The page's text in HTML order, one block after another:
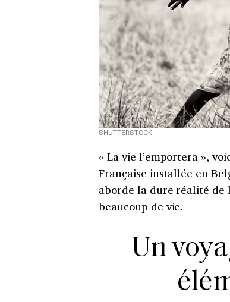
SHUTTERSTOCK
« La vie l’emportera »,
Française installée en
aborde la dure réalité de
beaucoup de vie.
Un